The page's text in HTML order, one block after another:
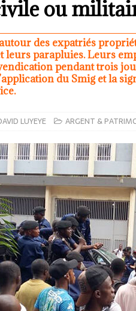
ou
des expatriés
leurs parapluies. Leurs
pendant trois
du Smig et la
LUYEYE ARGENT &